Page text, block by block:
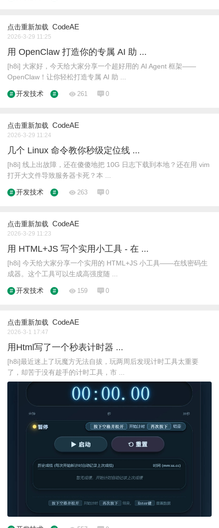
点击重新加载 CodeAE
2026-3-29 11:25
用 OpenClaw 打造你的专属 AI 助 ...
[h8i] 大家好，今天给大家分享一个超好用的 AI Agent 框架——
OpenClaw！让你轻松打造专属 AI 助 ...
开发技术 261 0
点击重新加载 CodeAE
2026-3-29 11:24
几个 Linux 命令教你秒级定位线 ...
[h8i] 线上出故障，还在傻傻地把 10G 日志下载到本地？还在用 vim
打开大文件导致服务器卡死？本 ...
开发技术 263 0
点击重新加载 CodeAE
2026-3-29 11:23
用 HTML+JS 写个实用小工具 - 在 ...
[h8i] 今天给大家分享一个实用的 HTML+JS 小工具——在线密码生
成器。这个工具可以生成高强度随 ...
开发技术 159 0
点击重新加载 CodeAE
2026-3-1 17:47
用Html写了一个秒表计时器 ...
[h8i]最近迷上了玩魔方无法自拔，玩两周后发现计时工具太重要
了，却苦于没有趁手的计时工具，市 ...